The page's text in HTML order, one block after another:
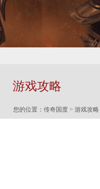
游戏攻略
您的位置： 传奇国度 > 游戏攻略